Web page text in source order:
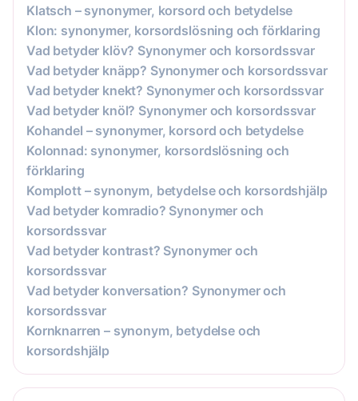
Klatsch – synonymer, korsord och betydelse
Klon: synonymer, korsordslösning och förklaring
Vad betyder klöv? Synonymer och korsordssvar
Vad betyder knäpp? Synonymer och korsordssvar
Vad betyder knekt? Synonymer och korsordssvar
Vad betyder knöl? Synonymer och korsordssvar
Kohandel – synonymer, korsord och betydelse
Kolonnad: synonymer, korsordslösning och
förklaring
Komplott – synonym, betydelse och korsordshjälp
Vad betyder komradio? Synonymer och
korsordssvar
Vad betyder kontrast? Synonymer och
korsordssvar
Vad betyder konversation? Synonymer och
korsordssvar
Kornknarren – synonym, betydelse och
korsordshjälp